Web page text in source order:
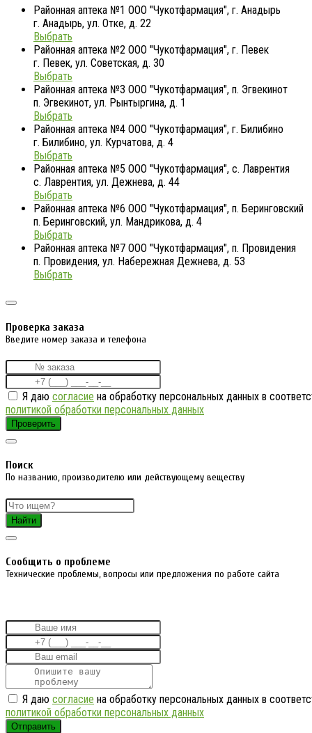
Районная аптека №1 ООО "Чукотфармация", г. Анадырь
г. Анадырь, ул. Отке, д. 22
Выбрать
Районная аптека №2 ООО "Чукотфармация", г. Певек
г. Певек, ул. Советская, д. 30
Выбрать
Районная аптека №3 ООО "Чукотфармация", п. Эгвекинот
п. Эгвекинот, ул. Рынтыргина, д. 1
Выбрать
Районная аптека №4 ООО "Чукотфармация", г. Билибино
г. Билибино, ул. Курчатова, д. 4
Выбрать
Районная аптека №5 ООО "Чукотфармация", с. Лаврентия
с. Лаврентия, ул. Дежнева, д. 44
Выбрать
Районная аптека №6 ООО "Чукотфармация", п. Беринговский
п. Беринговский, ул. Мандрикова, д. 4
Выбрать
Районная аптека №7 ООО "Чукотфармация", п. Провидения
п. Провидения, ул. Набережная Дежнева, д. 53
Выбрать
Проверка заказа
Введите номер заказа и телефона
Я даю согласие на обработку персональных данных в
политикой обработки персональных данных
Проверить
Поиск
По названию, производителю или действующему веществу
Найти
Cообщить о проблеме
Технические проблемы, вопросы или предложения по работе сайта
Я даю согласие на обработку персональных данных в
политикой обработки персональных данных
Отправить